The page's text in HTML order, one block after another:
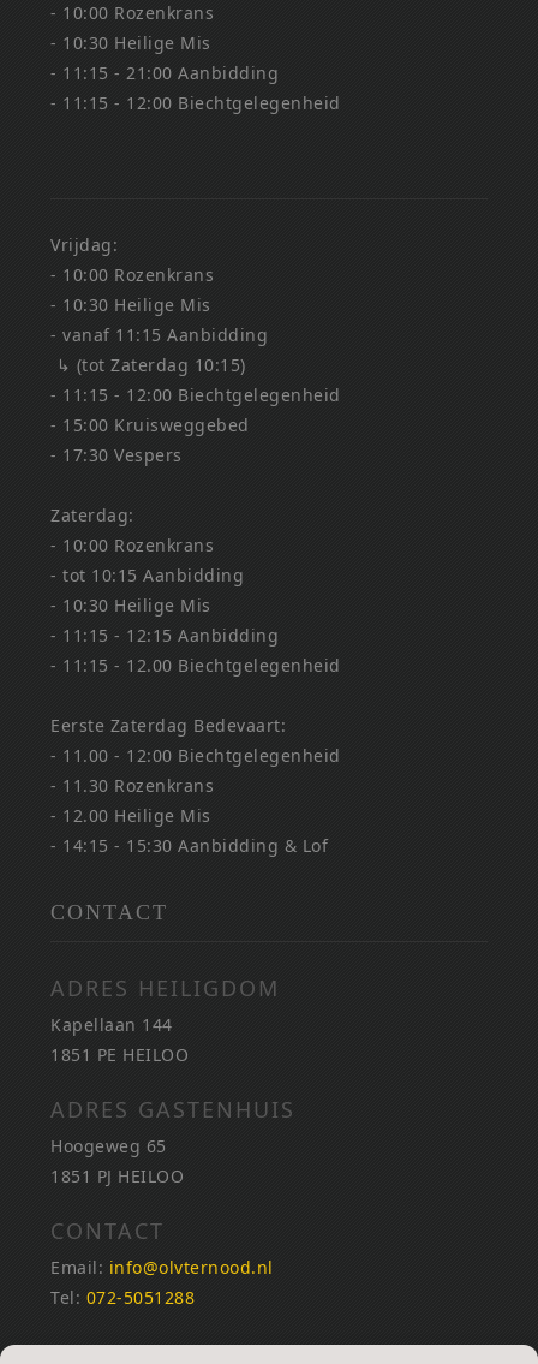
- 10:00 Rozenkrans
- 10:30 Heilige Mis
- 11:15 - 21:00 Aanbidding
- 11:15 - 12:00 Biechtgelegenheid
Vrijdag:
- 10:00 Rozenkrans
- 10:30 Heilige Mis
- vanaf 11:15 Aanbidding
↳ (tot Zaterdag 10:15)
- 11:15 - 12:00 Biechtgelegenheid
- 15:00 Kruisweggebed
- 17:30 Vespers
Zaterdag:
- 10:00 Rozenkrans
- tot 10:15 Aanbidding
- 10:30 Heilige Mis
- 11:15 - 12:15 Aanbidding
- 11:15 - 12.00 Biechtgelegenheid
Eerste Zaterdag Bedevaart:
- 11.00 - 12:00 Biechtgelegenheid
- 11.30 Rozenkrans
- 12.00 Heilige Mis
- 14:15 - 15:30 Aanbidding & Lof
CONTACT
ADRES HEILIGDOM
Kapellaan 144
1851 PE HEILOO
ADRES GASTENHUIS
Hoogeweg 65
1851 PJ HEILOO
CONTACT
Email: info@olvternood.nl
Tel: 072-5051288
REKENINGNUMMERS